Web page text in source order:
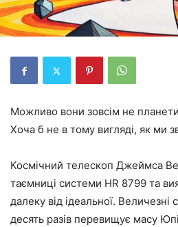
Можливо вони зовсім не
Хоча б не в тому вигляді, як ми
Космічний телескоп Джеймса
таємниці системи HR 8799 та
далеку від ідеальної. Величезні
десять разів перевищує масу